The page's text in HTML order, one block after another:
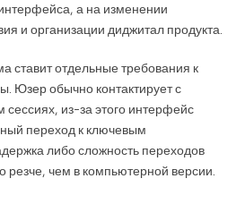
а на изменении
и организации диджитал продукта.
отдельные требования к
Юзер обычно контактирует с
сессиях, из-за этого интерфейс
переход к ключевым
либо сложность переходов
резче, чем в компьютерной версии.